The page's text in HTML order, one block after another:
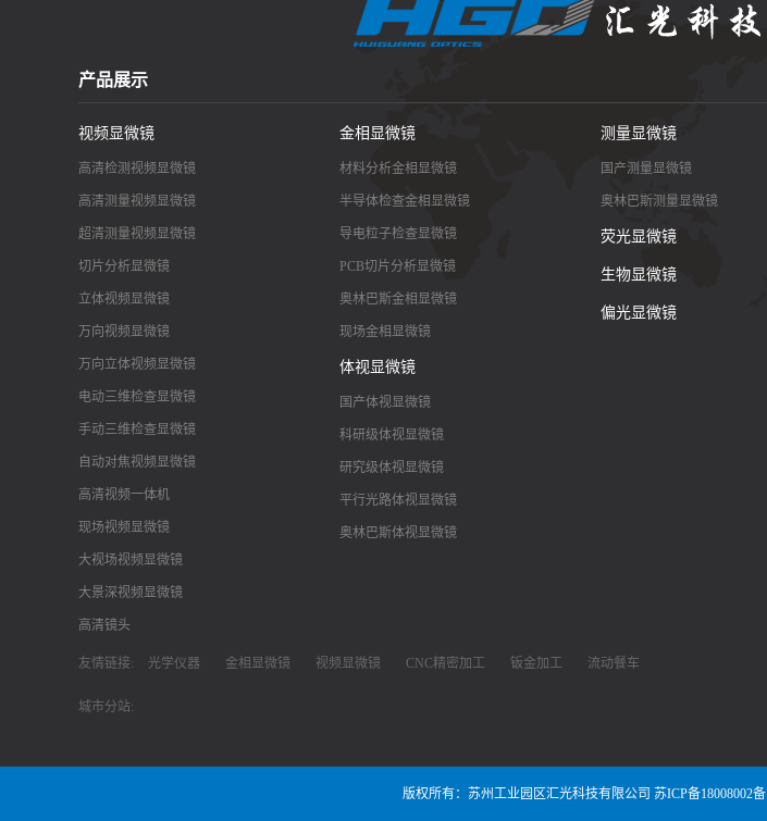
产品展示
视频显微镜
高清检测视频显微镜
高清测量视频显微镜
超清测量视频显微镜
切片分析显微镜
立体视频显微镜
万向视频显微镜
万向立体视频显微镜
电动三维检查显微镜
手动三维检查显微镜
自动对焦视频显微镜
高清视频一体机
现场视频显微镜
大视场视频显微镜
大景深视频显微镜
高清镜头
金相显微镜
材料分析金相显微镜
半导体检查金相显微镜
导电粒子检查显微镜
PCB切片分析显微镜
奥林巴斯金相显微镜
现场金相显微镜
体视显微镜
国产体视显微镜
科研级体视显微镜
研究级体视显微镜
平行光路体视显微镜
奥林巴斯体视显微镜
测量显微镜
国产测量显微镜
奥林巴斯测量显微镜
荧光显微镜
生物显微镜
偏光显微镜
友情链接: 光学仪器 金相显微镜 视频显微镜 CNC精密加工 钣金加工 流动餐车
城市分站:
版权所有：苏州工业园区汇光科技有限公司 苏ICP备18008002备